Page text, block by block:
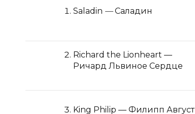
Saladin —Саладин
Richard the Lionheart —
Ричард Львиное Сердце
King Philip — Филипп Август